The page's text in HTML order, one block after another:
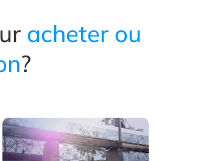
acheter ou
?